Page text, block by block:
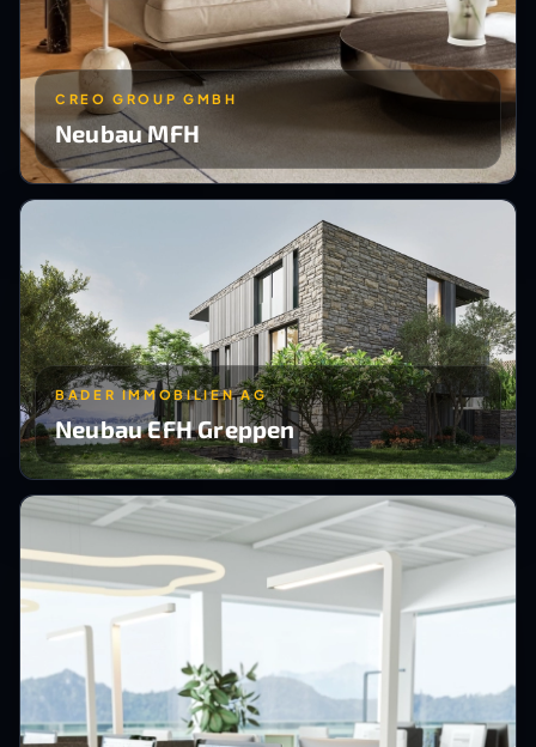
CREO GROUP GMBH
Neubau MFH
BADER IMMOBILIEN AG
Neubau EFH Greppen